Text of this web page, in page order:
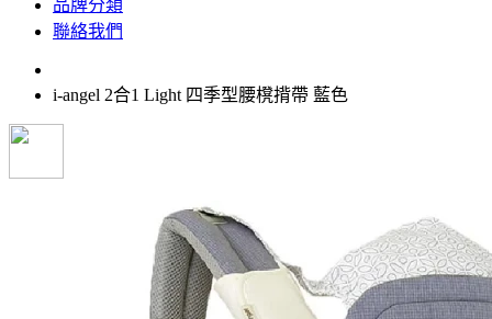
品牌分類
聯絡我們
i-angel 2合1 Light 四季型腰櫈揹帶 藍色